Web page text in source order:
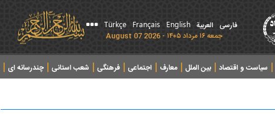
فارسی العربیة English
Français
Türkçe
جمعه ۱۶ مرداد ۱۴۰۵ - 2026 August 07
سیاست و اقتصاد بین الملل معارف اجتماعی فرهنگی شعب استانی چندرسانه ای